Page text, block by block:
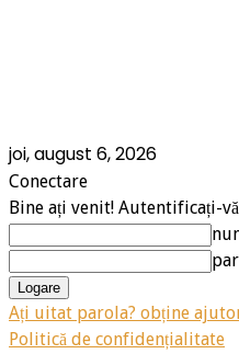
joi, august 6, 2026
Conectare
Bine ați venit! Autentificați-
Ați uitat parola? obține
Politică de confidențialitate